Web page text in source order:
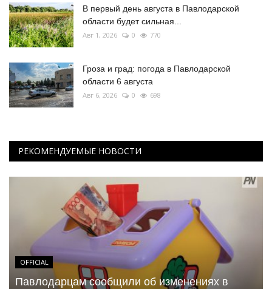
В первый день августа в Павлодарской
области будет сильная...
Авг 1, 2026 0 770
Гроза и град: погода в Павлодарской
области 6 августа
Авг 6, 2026 0 698
РЕКОМЕНДУЕМЫЕ НОВОСТИ
OFFICIAL
Павлодарцам сообщили об изменениях в